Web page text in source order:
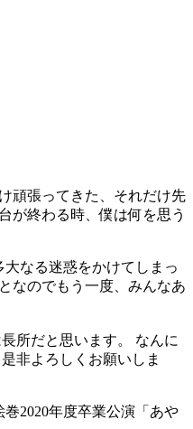
頑張ってきた、それだけ先
が終わる時、僕は何を思う
なる迷惑をかけてしまっ
なのでもう一度、みんなあ
所だと思います。 なんに
非よろしくお願いしま
2020年度卒業公演「あや